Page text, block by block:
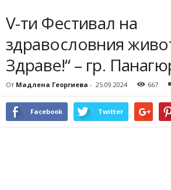
V-ти Фестивал на
здравословния
Здраве!“ – гр.
От Мадлена Георгиева - 25.09.2024 667
Facebook Twitter